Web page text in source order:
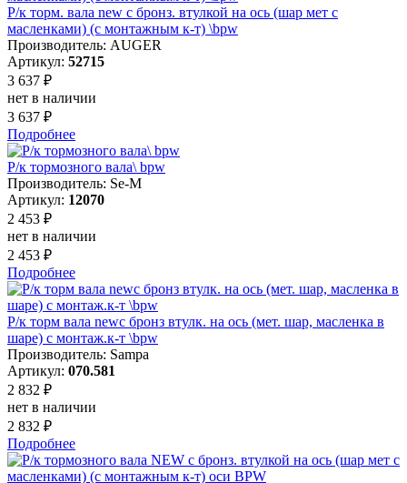
Р/к торм. вала new с бронз. втулкой на ось (шар мет с
масленками) (с монтажным к-т) \bpw
Производитель: AUGER
Артикул: 52715
3 637 ₽
нет в наличии
3 637 ₽
Подробнее
Р/к тормозного вала\ bpw
Производитель: Se-M
Артикул: 12070
2 453 ₽
нет в наличии
2 453 ₽
Подробнее
Р/к торм вала newс бронз втулк. на ось (мет. шар, масленка в
шаре) с монтаж.к-т \bpw
Производитель: Sampa
Артикул: 070.581
2 832 ₽
нет в наличии
2 832 ₽
Подробнее